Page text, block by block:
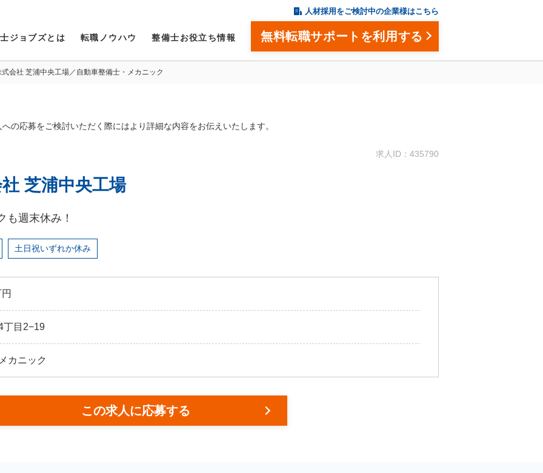
人材採用をご検討中の企業様はこちら
ジョブズとは 転職ノウハウ 整備士お役立ち情報 無料転職サポートを利用する
会社 芝浦中央工場／自動車整備士・メカニック
の応募をご検討いただく際にはより詳細な内容をお伝えいたします。
求人ID：435790
芝浦中央工場
も週末休み！
土日祝いずれか休み
丁目2−19
カニック
この求人に応募する